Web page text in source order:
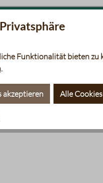
Funktionalität bieten zu
.
akzeptieren Alle